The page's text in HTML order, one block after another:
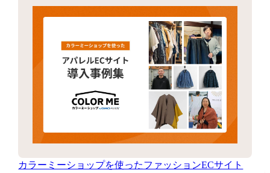
カラーミーショップを使ったファッションECサイト